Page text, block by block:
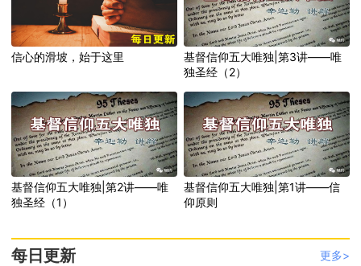
信心的滑坡，始于这里
基督信仰五大唯独|第3讲——唯
独圣经（2）
基督信仰五大唯独|第2讲——唯
独圣经（1）
基督信仰五大唯独|第1讲——信
仰原则
每日更新 更多>